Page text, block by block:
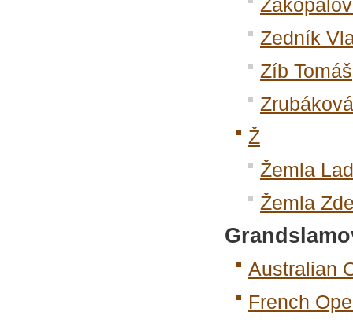
Zedník
Zíb Tomáš
Ž
Žemla
Žemla
Australian
French